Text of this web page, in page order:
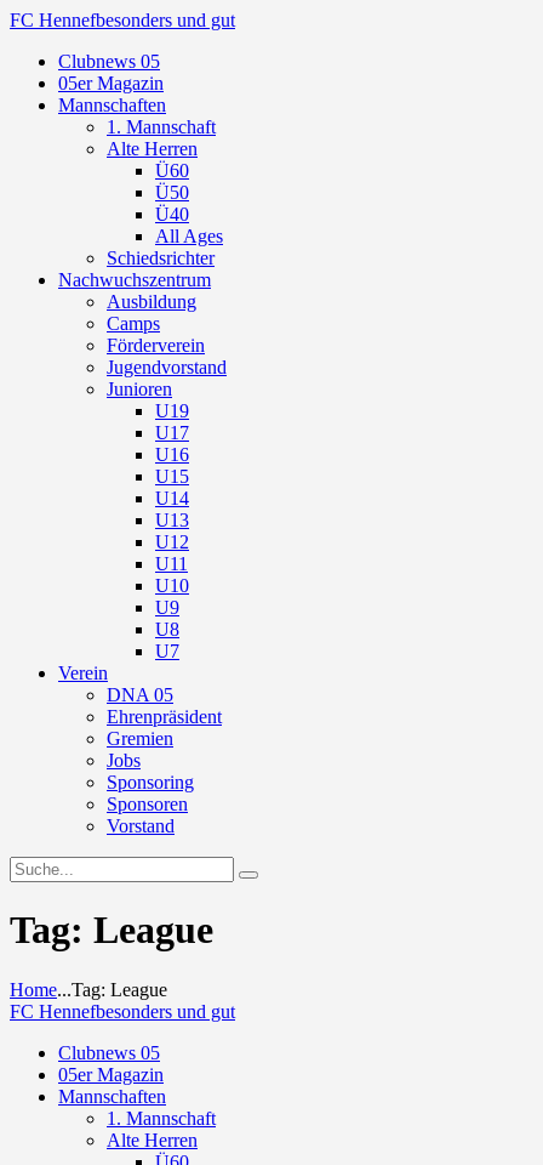
FC Hennefbesonders und gut
Clubnews 05
05er Magazin
Mannschaften
1. Mannschaft
Alte Herren
Ü60
Ü50
Ü40
All Ages
Schiedsrichter
Nachwuchszentrum
Ausbildung
Camps
Förderverein
Jugendvorstand
Junioren
U19
U17
U16
U15
U14
U13
U12
U11
U10
U9
U8
U7
Verein
DNA 05
Ehrenpräsident
Gremien
Jobs
Sponsoring
Sponsoren
Vorstand
Tag: League
Home...Tag: League
FC Hennefbesonders und gut
Clubnews 05
05er Magazin
Mannschaften
1. Mannschaft
Alte Herren